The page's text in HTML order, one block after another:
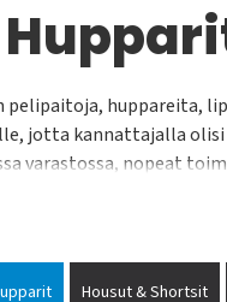
huppareita,
jotta kannattajalla
varastossa, nopeat
Housut & Shortsit